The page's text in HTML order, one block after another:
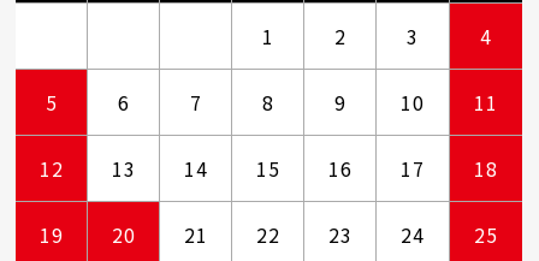
1 2 3 4
5 6 7 8 9 10 11
12 13 14 15 16 17 18
19 20 21 22 23 24 25